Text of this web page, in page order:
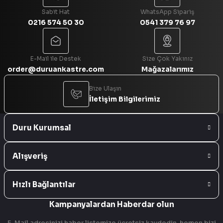
Sabit Hat
0216 574 50 30
WhatsApp Sipariş
0541 379 76 97
E-Mail ile Destek
order@duruankastre.com
Size Çok Yakınız
Mağazalarımız
Bize Ulaşın
İletişim Bilgilerimiz
Duru Kurumsal
Alışveriş
Hızlı Bağlantılar
Kampanyalardan Haberdar olun